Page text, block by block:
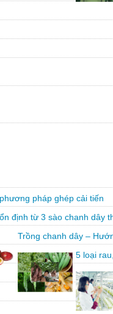
pháp ghép cải tiến
định từ 3 sào chanh dây
Trồng chanh dây –
5 loại